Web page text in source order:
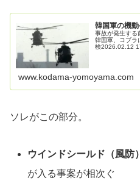
韓国軍の機
事故が発生する
韓国軍、コブラ
検2026.02.12
www.kodama-yomoyama.com
ソレがこの部分。
ウインドシールド（風防）
が入る事案が相次ぐ